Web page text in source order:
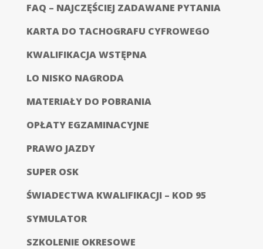
FAQ – NAJCZĘŚCIEJ ZADAWANE PYTANIA
KARTA DO TACHOGRAFU CYFROWEGO
KWALIFIKACJA WSTĘPNA
LO NISKO NAGRODA
MATERIAŁY DO POBRANIA
OPŁATY EGZAMINACYJNE
PRAWO JAZDY
SUPER OSK
ŚWIADECTWA KWALIFIKACJI – KOD 95
SYMULATOR
SZKOLENIE OKRESOWE